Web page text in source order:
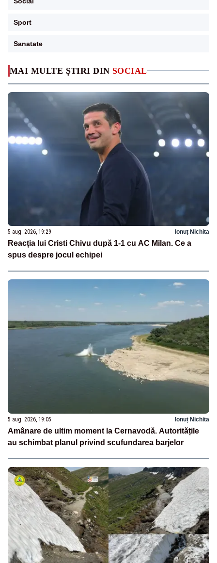
MAI MULTE ȘTIRI DIN SOCIAL
5 aug. 2026, 19:29 Ionuț Nichita
Reacția lui Cristi Chivu după 1-1 cu AC Milan. Ce a
spus despre jocul echipei
5 aug. 2026, 19:05 Ionuț Nichita
Amânare de ultim moment la Cernavodă. Autoritățile
au schimbat planul privind scufundarea barjelor
Sport
Sanatate